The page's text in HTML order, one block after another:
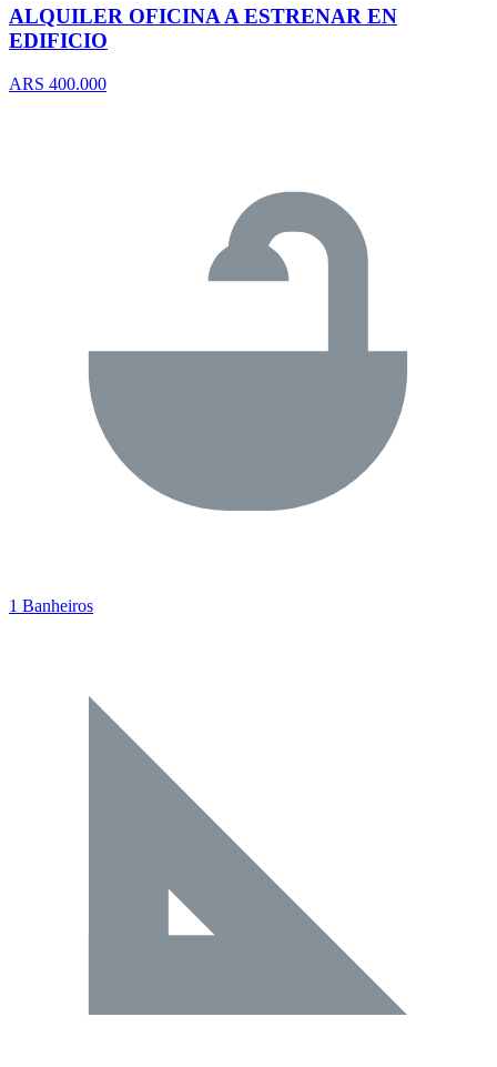
ALQUILER OFICINA A ESTRENAR EN
EDIFICIO
ARS 400.000
1 Banheiros